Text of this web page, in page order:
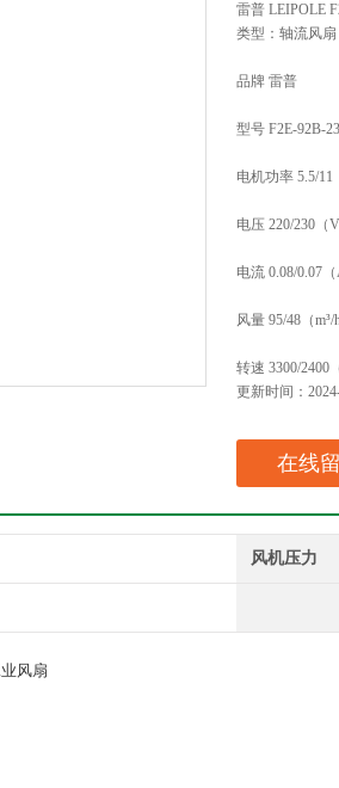
雷普 LEIPOLE
类型：轴流风扇
品牌 雷普
型号 F2E-92B-
电机功率 5.5/11
电压 220/230（V
电流 0.08/0.07（
风量 95/48（m³/h
转速 3300/2400
更新时间：
在线
风机压力
风扇